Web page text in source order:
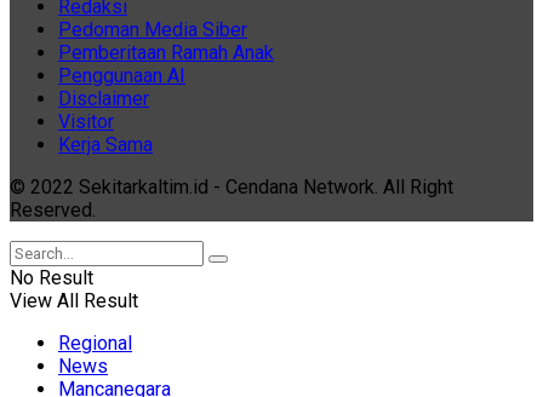
Redaksi
Pedoman Media Siber
Pemberitaan Ramah Anak
Penggunaan AI
Disclaimer
Visitor
Kerja Sama
© 2022 Sekitarkaltim.id - Cendana Network. All Right
Reserved.
No Result
View All Result
Regional
News
Mancanegara